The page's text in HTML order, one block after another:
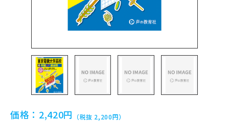
価格： 2,420円 （税抜 2,200円）